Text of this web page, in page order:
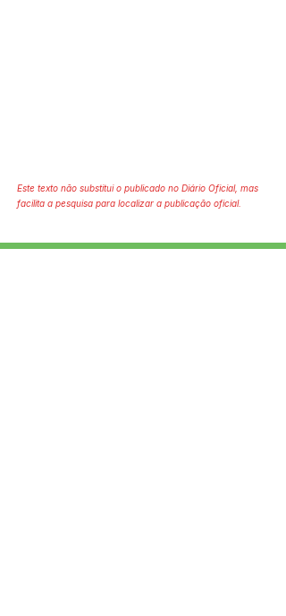
Este texto não substitui o publicado no Diário Oficial, mas
facilita a pesquisa para localizar a publicação oficial.